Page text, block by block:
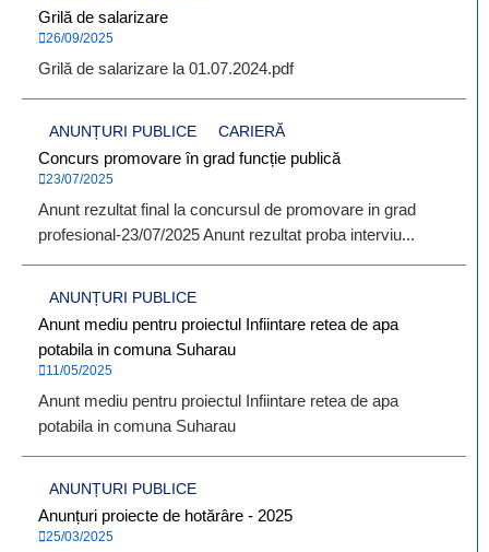
Grilă de salarizare
26/09/2025
Grilă de salarizare la 01.07.2024.pdf
ANUNȚURI PUBLICE
CARIERĂ
Concurs promovare în grad funcție publică
23/07/2025
Anunt rezultat final la concursul de promovare in grad
profesional-23/07/2025 Anunt rezultat proba interviu...
ANUNȚURI PUBLICE
Anunt mediu pentru proiectul Infiintare retea de apa
potabila in comuna Suharau
11/05/2025
Anunt mediu pentru proiectul Infiintare retea de apa
potabila in comuna Suharau
ANUNȚURI PUBLICE
Anunțuri proiecte de hotărâre - 2025
25/03/2025